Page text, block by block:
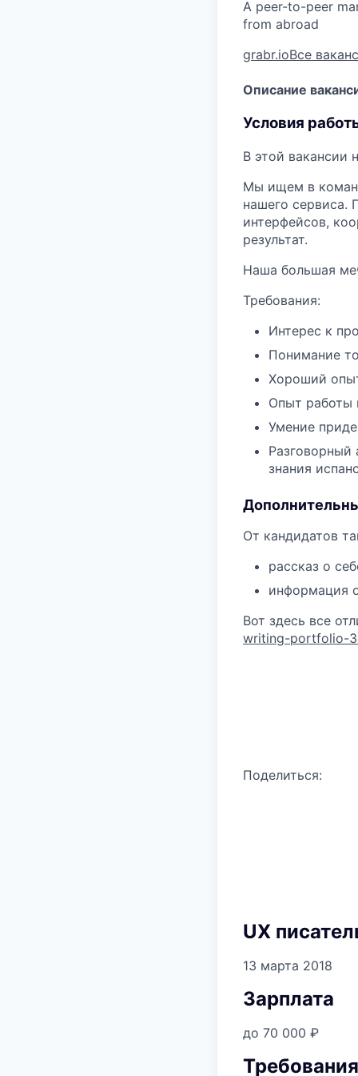
A peer-to-peer
from abroad
grabr.ioВсе
Описание
Условия
В этой вакансии
Мы ищем в
нашего сервиса.
интерфейсов,
результат.
Наша большая
Требования:
Интерес к
Понимание
Хороший
Опыт работы
Умение
Разговорный
знания
От кандидатов
рассказ о
информация
Вот здесь все
writing-portfolio-
Поделиться:
UX
13 марта 2018
Зарплата
до 70 000 ₽
Требования